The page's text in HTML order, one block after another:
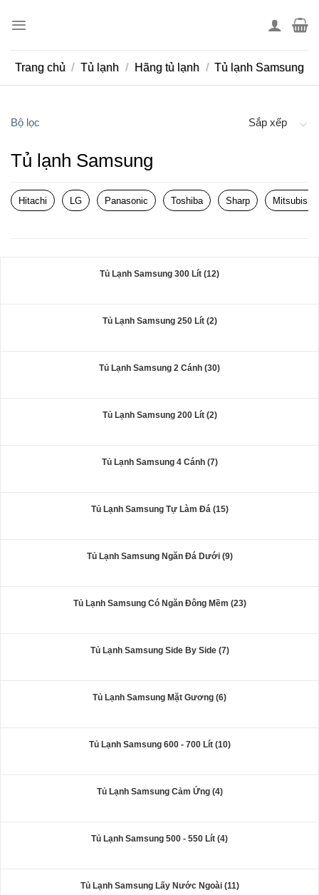
Trang chủ / Tủ lạnh / Hãng tủ lạnh / Tủ lạnh Samsung
Bộ lọc Sắp xếp
Tủ lạnh Samsung
Hitachi LG Panasonic Toshiba Sharp Mitsubishi
Tủ Lạnh Samsung 300 Lít (12)
Tủ Lạnh Samsung 250 Lít (2)
Tủ Lạnh Samsung 2 Cánh (30)
Tủ Lạnh Samsung 200 Lít (2)
Tủ Lạnh Samsung 4 Cánh (7)
Tủ Lạnh Samsung Tự Làm Đá (15)
Tủ Lạnh Samsung Ngăn Đá Dưới (9)
Tủ Lạnh Samsung Có Ngăn Đông Mềm (23)
Tủ Lạnh Samsung Side By Side (7)
Tủ Lạnh Samsung Mặt Gương (6)
Tủ Lạnh Samsung 600 - 700 Lít (10)
Tủ Lạnh Samsung Cảm Ứng (4)
Tủ Lạnh Samsung 500 - 550 Lít (4)
Tủ Lạnh Samsung Lấy Nước Ngoài (11)